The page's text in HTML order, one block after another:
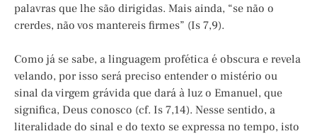
palavras que lhe são dirigidas. Mais ainda, “se não o
crerdes, não vos mantereis firmes” (Is 7,9).
Como já se sabe, a linguagem profética é obscura e revela
velando, por isso será preciso entender o mistério ou
sinal da virgem grávida que dará à luz o Emanuel, que
significa, Deus conosco (cf. Is 7,14). Nesse sentido, a
literalidade do sinal e do texto se expressa no tempo, isto